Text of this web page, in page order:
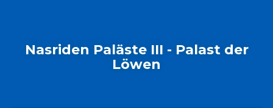
Nasriden Paläste III - Palast der
Löwen